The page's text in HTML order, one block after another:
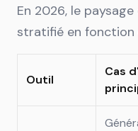
En 2026, le
stratifié en fonction
Outil
Cas